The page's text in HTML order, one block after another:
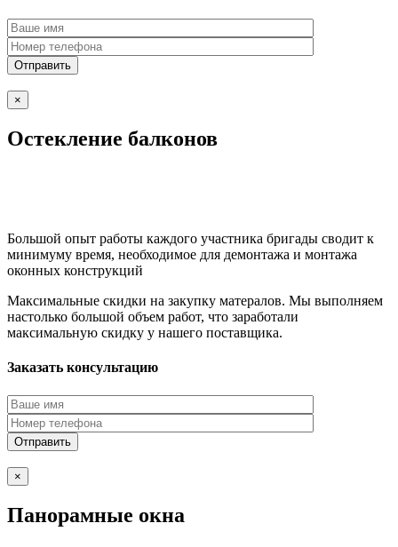
×
Остекление балконов
Большой опыт работы каждого участника бригады сводит к
минимуму время, необходимое для демонтажа и монтажа
оконных конструкций
Максимальные скидки на закупку матералов. Мы выполняем
настолько большой объем работ, что заработали
максимальную скидку у нашего поставщика.
Заказать консультацию
×
Панорамные окна